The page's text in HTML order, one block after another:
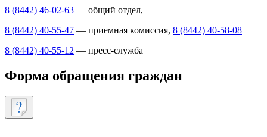
8 (8442) 46-02-63 — общий отдел,
8 (8442) 40-55-47 — приемная комиссия, 8 (8442) 40-58-08
8 (8442) 40-55-12 — пресс-служба
Форма обращения граждан